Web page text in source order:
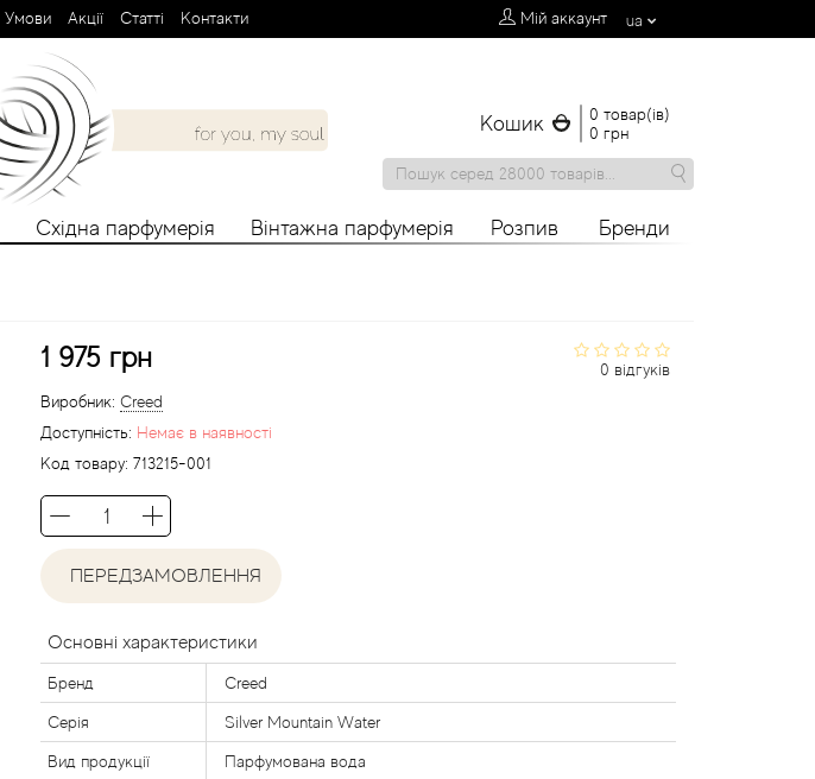
Умови Aкції Cтатті Контакти Мій аккаунт ua
Кошик
0 товар(ів)
0 грн
Східна парфумерія Вінтажна парфумерія Розпив Бренди
0 відгуків
1 975 грн
Виробник: Creed
Доступність: Немає в наявності
Код товару: 713215-001
ПЕРЕДЗАМОВЛЕННЯ
Основні характеристики
Бренд Creed
Серія Silver Mountain Water
Вид продукції Парфумована вода